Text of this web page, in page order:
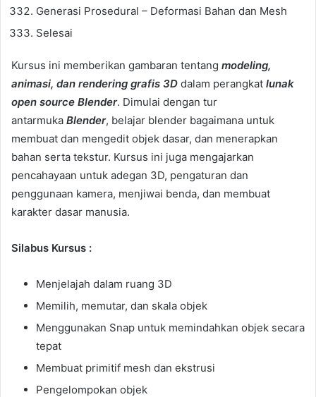
Generasi Prosedural – Deformasi Bahan dan Mesh
Selesai
Kursus ini memberikan gambaran tentang modeling,
animasi, dan rendering grafis 3D dalam perangkat lunak
open source Blender. Dimulai dengan tur
antarmuka Blender, belajar blender bagaimana untuk
membuat dan mengedit objek dasar, dan menerapkan
bahan serta tekstur. Kursus ini juga mengajarkan
pencahayaan untuk adegan 3D, pengaturan dan
penggunaan kamera, menjiwai benda, dan membuat
karakter dasar manusia.
Silabus Kursus :
Menjelajah dalam ruang 3D
Memilih, memutar, dan skala objek
Menggunakan Snap untuk memindahkan objek secara
tepat
Membuat primitif mesh dan ekstrusi
Pengelompokan objek